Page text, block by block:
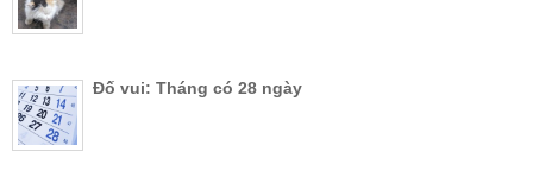
Đố vui: Tháng có 28 ngày